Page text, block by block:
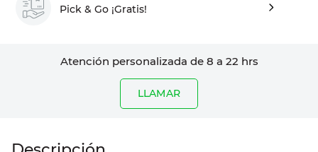
Pick & Go ¡Gratis!
Atención personalizada de 8 a 22 hrs
LLAMAR